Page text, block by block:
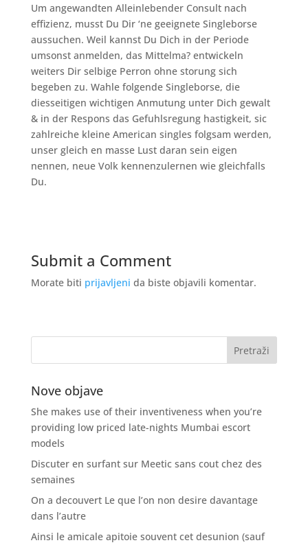
Um angewandten Alleinlebender Consult nach
effizienz, musst Du Dir ‘ne geeignete Singleborse
aussuchen. Weil kannst Du Dich in der Periode
umsonst anmelden, das Mittelma? entwickeln
weiters Dir selbige Perron ohne storung sich
begeben zu. Wahle folgende Singleborse, die
diesseitigen wichtigen Anmutung unter Dich gewalt
& in der Respons das Gefuhlsregung hastigkeit, sic
zahlreiche kleine American singles folgsam werden,
unser gleich en masse Lust daran sein eigen
nennen, neue Volk kennenzulernen wie gleichfalls
Du.
Submit a Comment
Morate biti prijavljeni da biste objavili komentar.
Nove objave
She makes use of their inventiveness when you’re
providing low priced late-nights Mumbai escort
models
Discuter en surfant sur Meetic sans cout chez des
semaines
On a decouvert Le que l’on non desire davantage
dans l’autre
Ainsi le amicale apitoie souvent cet desunion (sauf